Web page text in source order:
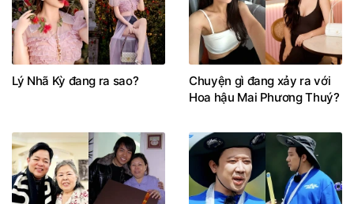
Lý Nhã Kỳ đang ra sao?
Chuyện gì đang xảy ra với
Hoa hậu Mai Phương Thuý?